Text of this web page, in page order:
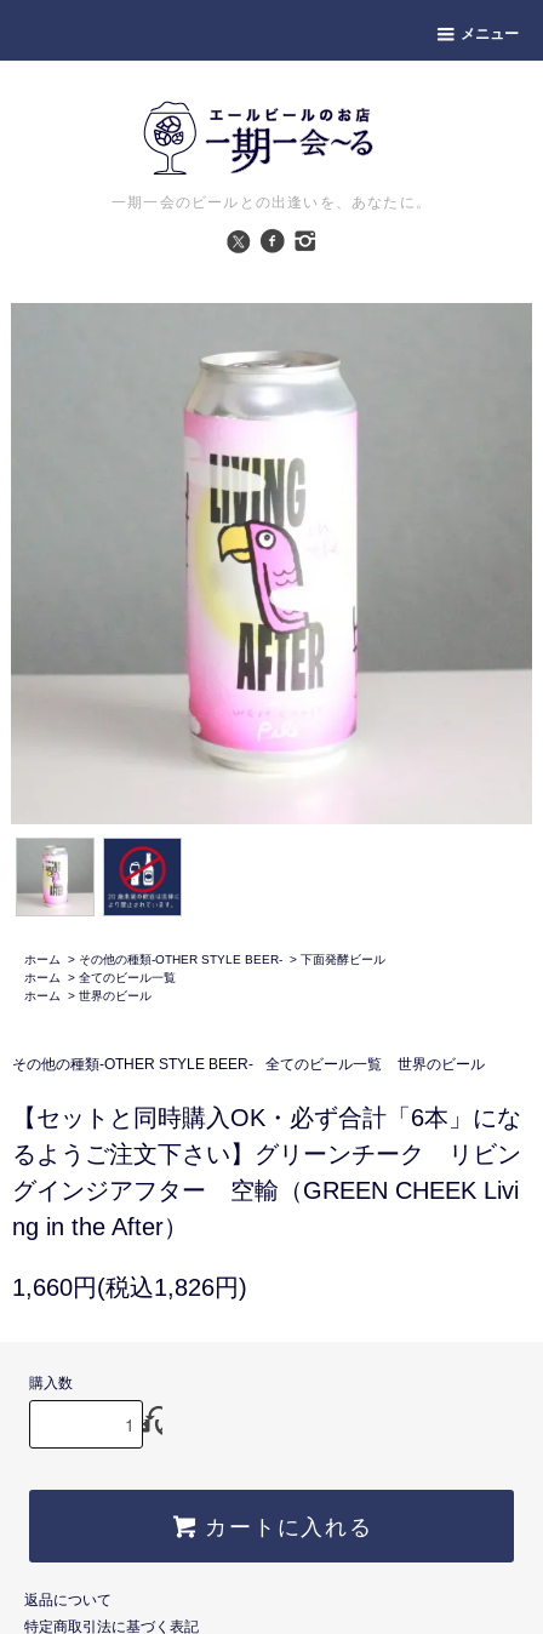
メニュー
一期一会のビールとの出逢いを、あなたに。
ホーム > その他の種類-OTHER STYLE BEER- > 下面発酵ビール
ホーム
> 全てのビール一覧
ホーム
> 世界のビール
その他の種類-OTHER STYLE BEER- 全てのビール一覧 世界のビール
【セットと同時購入OK・必ず合計「6本」にな
るようご注文下さい】グリーンチーク リビン
グインジアフター 空輸（GREEN CHEEK Livi
ng in the After）
1,660円(税込1,826円)
購入数
カートに入れる
返品について
特定商取引法に基づく表記